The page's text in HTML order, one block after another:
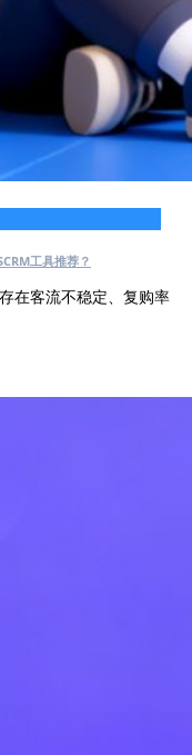
工具推荐？
在客流不稳定、复购率